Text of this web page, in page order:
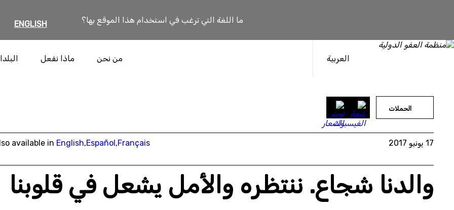
ما اللغة التي ترغب في استخدام هذا الموقع بها؟ ENGLISH
العربية من نحن ماذا نفعل
الحملات
17 يونيو 2017 available in English,Español,Français
والدنا شجاع. ننتظره والأمل يشعل في قلوبنا